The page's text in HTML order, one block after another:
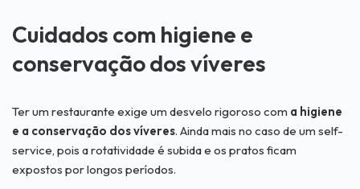
Cuidados com higiene e
conservação dos víveres
Ter um restaurante exige um desvelo rigoroso com a higiene
e a conservação dos víveres. Ainda mais no caso de um self-
service, pois a rotatividade é subida e os pratos ficam
expostos por longos períodos.